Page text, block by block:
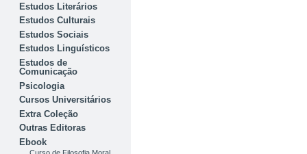
Estudos Literários
Estudos Culturais
Estudos Sociais
Estudos Linguísticos
Estudos de
Comunicação
Psicologia
Cursos Universitários
Extra Coleção
Outras Editoras
Ebook